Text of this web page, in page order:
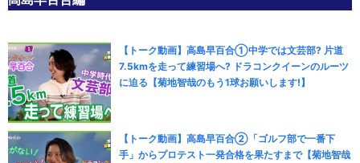
【トーク動画】高島早百合①中学では文芸部? 片道
7.5kmを走って練習場へ? ドラコンクイーンのルーツ
に迫る【菊地智哉のもう1球お願いします!】
【トーク動画】高島早百合②「ゴルフ部で一番下
手」からプロテスト一発合格を果たすまで【菊地智哉